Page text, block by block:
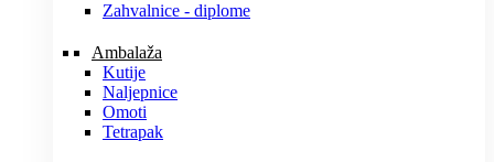
Zahvalnice - diplome
Ambalaža
Kutije
Naljepnice
Omoti
Tetrapak